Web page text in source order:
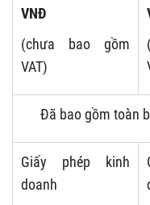
VNĐ
(chưa bao gồm
VAT)
Đã bao gồm toàn
Giấy phép kinh
doanh